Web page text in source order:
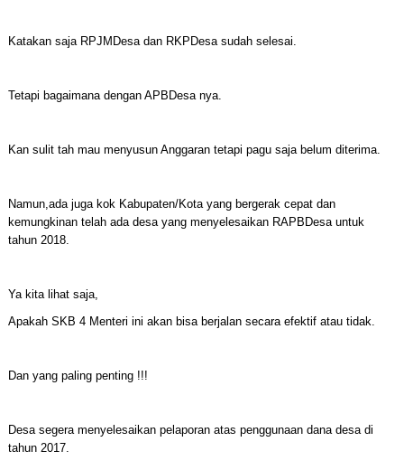
Katakan saja RPJMDesa dan RKPDesa sudah selesai.
Tetapi bagaimana dengan APBDesa nya.
Kan sulit tah mau menyusun Anggaran tetapi pagu saja belum diterima.
Namun,ada juga kok Kabupaten/Kota yang bergerak cepat dan
kemungkinan telah ada desa yang menyelesaikan RAPBDesa untuk
tahun 2018.
Ya kita lihat saja,
Apakah SKB 4 Menteri ini akan bisa berjalan secara efektif atau tidak.
Dan yang paling penting !!!
Desa segera menyelesaikan pelaporan atas penggunaan dana desa di
tahun 2017.